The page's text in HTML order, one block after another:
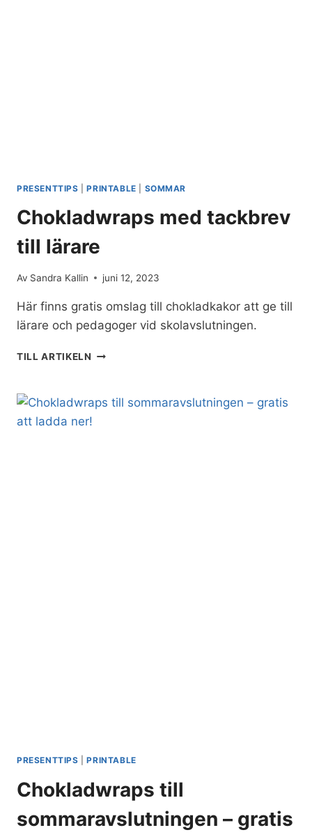
PRESENTTIPS |PRINTABLE SOMMAR
Chokladwraps med tackbrev
till lärare
Av Sandra Kallin juni 12, 2023
Här finns gratis omslag till chokladkakor att ge till
lärare och pedagoger vid skolavslutningen.
TILL ARTIKELN CHOKLADWRAPS
TILL
LÄRARE
PRESENTTIPS |PRINTABLE
Chokladwraps till
sommaravslutningen – gratis